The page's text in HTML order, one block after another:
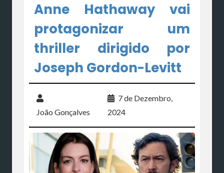
Anne Hathaway vai
protagonizar um
thriller dirigido por
Joseph Gordon-Levitt
João Gonçalves
7 de Dezembro,
2024